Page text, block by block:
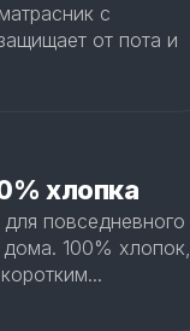
с
от пота и
хлопка
повседневного
100% хлопок,